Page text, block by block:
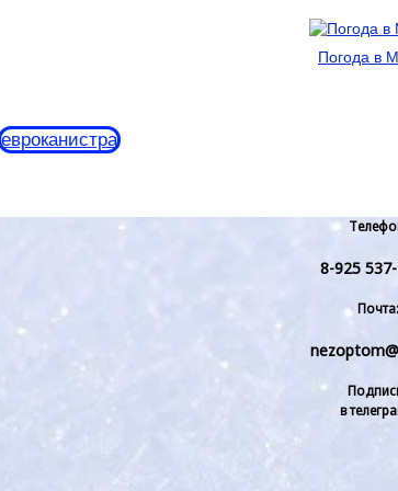
Погода в
евроканистра
8-925
Почта:
в